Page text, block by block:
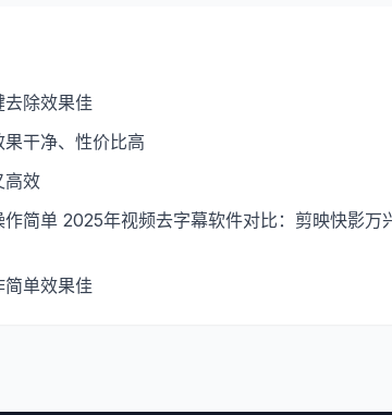
除效果佳
干净、性价比高
高效
简单 2025年视频去字幕软件对比：剪映快影万
单效果佳